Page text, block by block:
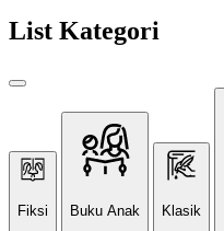
List Kategori
Fiksi Buku Anak Klasik